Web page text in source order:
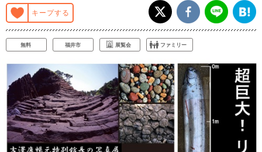
キープする
無料 福井市 展覧会 ファミリー